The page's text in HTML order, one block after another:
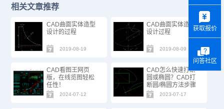
相关文章推荐
CAD曲面实体造型
设计的过程
2019-08-19
CAD曲面实体造型
设计过程
2019-08-09
CAD看图王网页
版，在线览图轻松
任性！
2024-07-12
CAD怎么快速打断
圆或椭圆？CAD打
断圆/椭圆方法步骤
2023-07-17
获取报价
问答社区